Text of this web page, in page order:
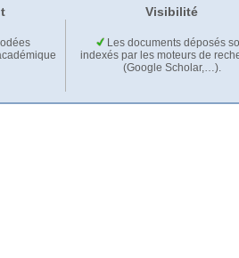
Visibilité
Les documents déposés
indexés par les moteurs de
(Google Scholar,…).